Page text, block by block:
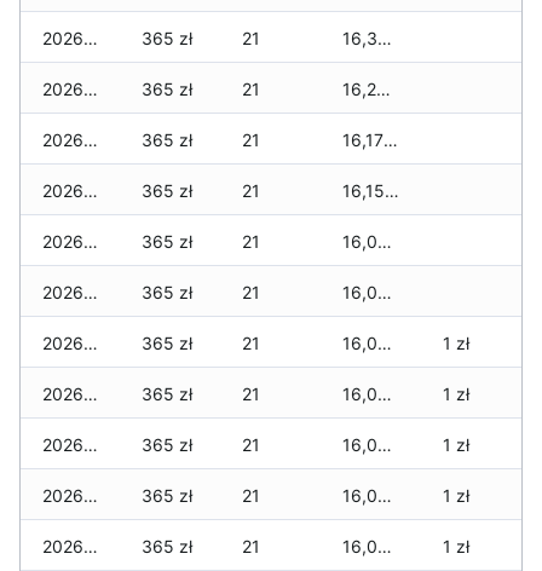
2026-03-04 365 zł 21 16,300 zł
2026-03-03 365 zł 21 16,295 zł
2026-03-02 365 zł 21 16,175 zł
2026-03-01 365 zł 21 16,150 zł
2026-02-27 365 zł 21 16,080 zł
2026-02-26 365 zł 21 16,075 zł
2026-02-25 365 zł 21 16,060 zł 1 zł
2026-02-24 365 zł 21 16,060 zł 1 zł
2026-02-23 365 zł 21 16,045 zł 1 zł
2026-02-22 365 zł 21 16,045 zł 1 zł
2026-02-21 365 zł 21 16,040 zł 1 zł